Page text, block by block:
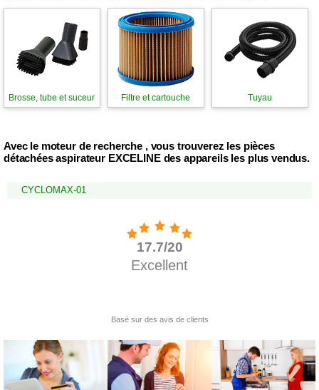
Brosse, tube et suceur Filtre et cartouche Tuyau
Avec le moteur de recherche , vous trouverez les pièces
détachées aspirateur EXCELINE des appareils les plus vendus.
CYCLOMAX-01